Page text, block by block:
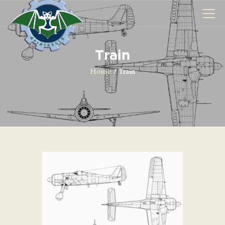
Train
Home Train
CATALOGUE FW 190
ASSOCIATION
PROJET FUSELAGE
FW190
LES CARRIÈRES DE
PALOTTE
LE FRONTREPARATUR